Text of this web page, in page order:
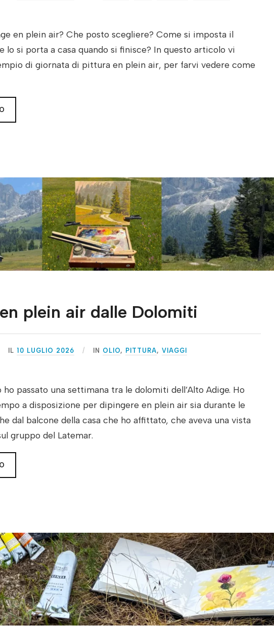
en plein air? Che posto scegliere? Come si imposta il
lo si porta a casa quando si finisce? In questo articolo vi
di giornata di pittura en plein air, per farvi vedere come
plein air dalle Dolomiti
IL10 LUGLIO 2026 IN OLIO, PITTURA,VIAGGI
ho passato una settimana tra le dolomiti dell’Alto Adige. Ho
a disposizione per dipingere en plein air sia durante le
dal balcone della casa che ho affittato, che aveva una vista
gruppo del Latemar.